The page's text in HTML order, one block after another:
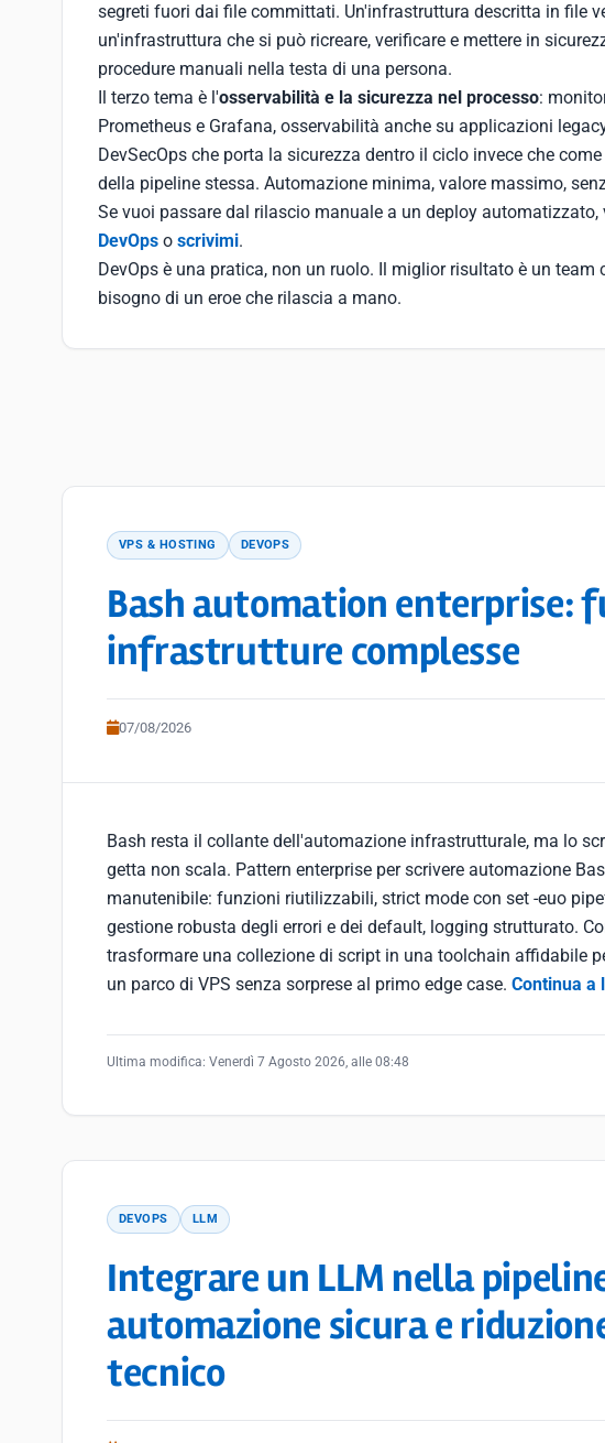
segreti fuori dai file committati. Un'infrastruttura descritta in file
un'infrastruttura che si può ricreare, verificare e mettere in
procedure manuali nella testa di una persona.
Il terzo tema è l'osservabilità e la sicurezza nel processo:
Prometheus e Grafana, osservabilità anche su applicazioni
DevSecOps che porta la sicurezza dentro il ciclo invece che
della pipeline stessa. Automazione minima, valore massimo,
Se vuoi passare dal rilascio manuale a un deploy automatizzato,
DevOps o scrivimi.
DevOps è una pratica, non un ruolo. Il miglior risultato è un team
bisogno di un eroe che rilascia a mano.
VPS & HOSTING DEVOPS
Bash automation enterprise:
infrastrutture complesse
07/08/2026
Bash resta il collante dell'automazione infrastrutturale, ma lo
getta non scala. Pattern enterprise per scrivere automazione
manutenibile: funzioni riutilizzabili, strict mode con set -euo
gestione robusta degli errori e dei default, logging strutturato.
trasformare una collezione di script in una toolchain affidabile
un parco di VPS senza sorprese al primo edge case. Continua a
Ultima modifica: Venerdì 7 Agosto 2026, alle 08:48
DEVOPS LLM
Integrare un LLM nella
automazione sicura e
tecnico